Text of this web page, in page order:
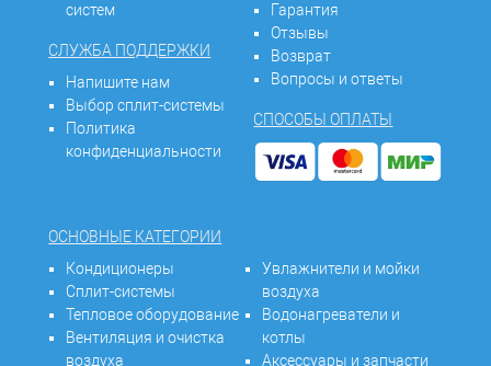
систем
СЛУЖБА ПОДДЕРЖКИ
Напишите нам
Выбор сплит-системы
Политика
конфиденциальности
Гарантия
Отзывы
Возврат
Вопросы и ответы
СПОСОБЫ ОПЛАТЫ
ОСНОВНЫЕ КАТЕГОРИИ
Кондиционеры
Сплит-системы
Тепловое оборудование
Вентиляция и очистка
воздуха
Увлажнители и мойки
воздуха
Водонагреватели и
котлы
Аксессуары и запчасти